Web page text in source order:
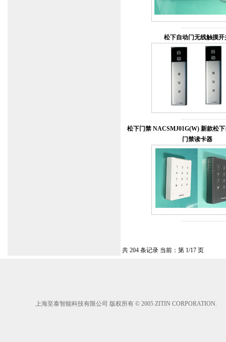
松下自动门无线触摸开
松下门禁 NACSMJ01G(W) 新款松
门禁读卡器
共 204 条记录 当前：第 1/17 页
上海至泰智能科技有限公司 版权所有 © 2005 ZITIN CORPORATION.